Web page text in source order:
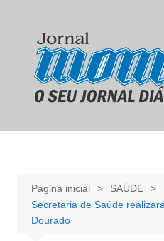
conteúdo
Página inicial
SAÚDE
Secretaria de Saúde
Dourado